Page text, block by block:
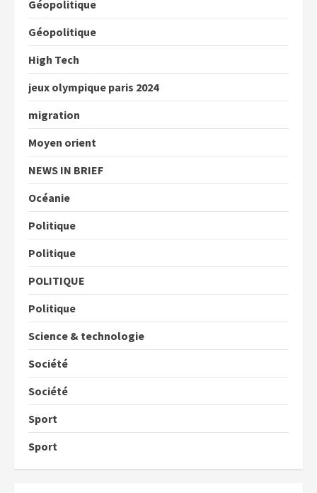
Géopolitique
Géopolitique
High Tech
jeux olympique paris 2024
migration
Moyen orient
NEWS IN BRIEF
Océanie
Politique
Politique
POLITIQUE
Politique
Science & technologie
Société
Société
Sport
Sport